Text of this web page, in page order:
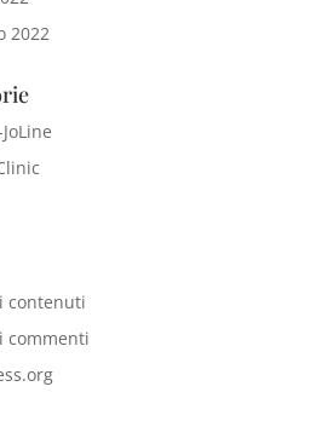
2022
contenuti
commenti